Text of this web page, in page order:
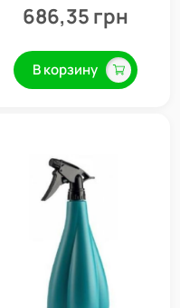
686,35 грн
В корзину